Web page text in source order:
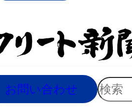
お問い合わせ
検
索